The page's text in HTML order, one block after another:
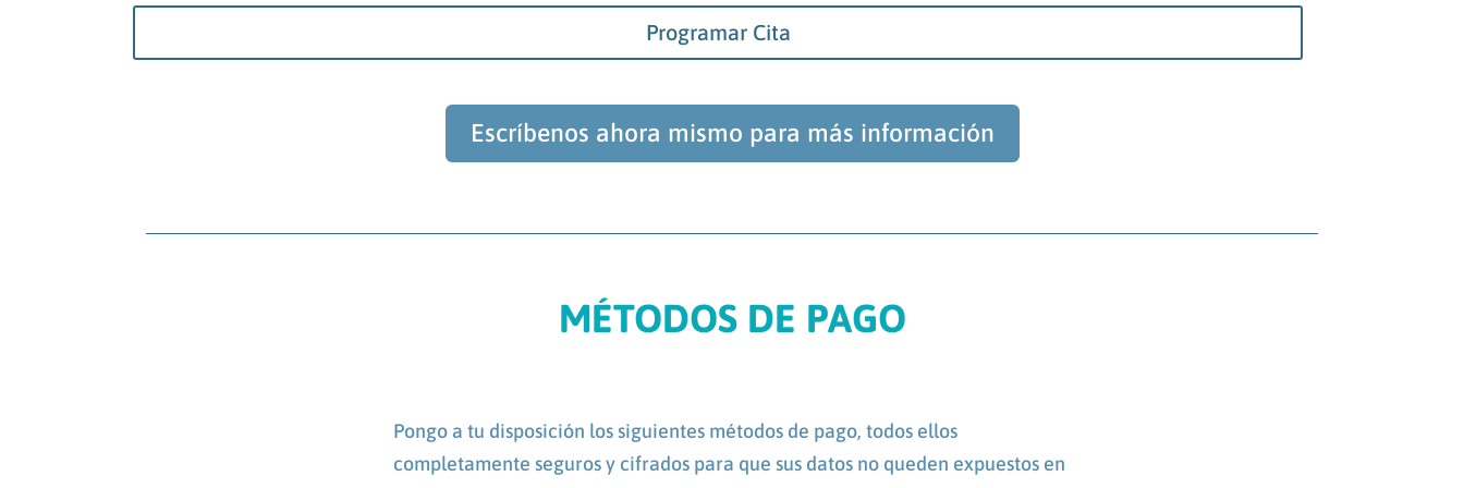
Programar Cita
Escríbenos ahora mismo para más información
MÉTODOS DE PAGO
Pongo a tu disposición los siguientes métodos de pago, todos ellos
completamente seguros y cifrados para que sus datos no queden expuestos en